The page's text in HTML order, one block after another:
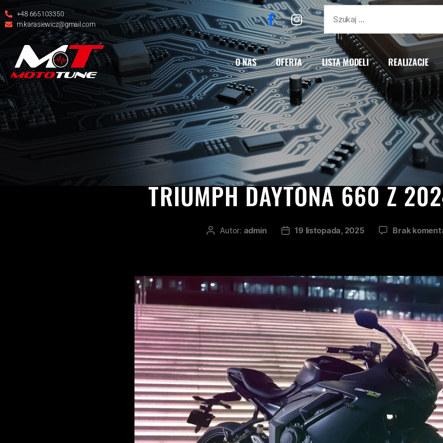
+48 665103350
m.karasiewicz@gmail.com
O NAS OFERTA LISTA MODELI REALIZACJE
DAYTONA 660 REALIZACJE TRIUMPH
TRIUMPH DAYTONA 660 Z
Autor: admin 19 listopada, 2025 Brak